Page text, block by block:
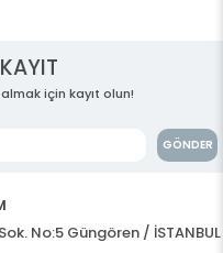
için kayıt olun!
GÖNDER
No:5 Güngören / İSTANBUL